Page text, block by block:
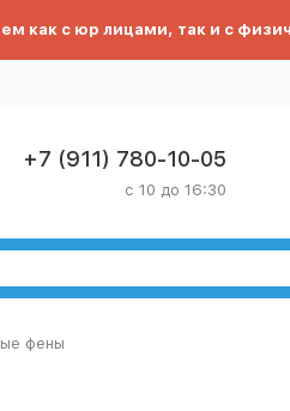
как с юр лицами, так и с
+7 (911) 780-10-05
с 10 до 16:30
фены